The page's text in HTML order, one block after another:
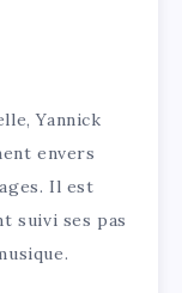
Yannick
envers
Il est
suivi ses pas